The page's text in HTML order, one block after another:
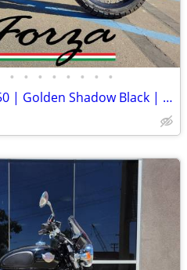
• • • • • • • •
2026 Royal Enfield Bear 650 | Golden Shadow Black | At Moto Forza!